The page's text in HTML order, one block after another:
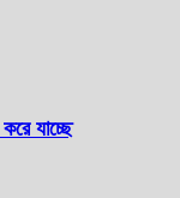
যাচ্ছে